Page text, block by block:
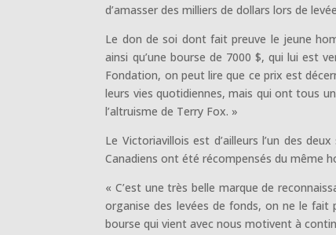
d’amasser des milliers de dollars lors de
Le don de soi dont fait preuve le jeune
ainsi qu’une bourse de 7000 $, qui lui est
Fondation, on peut lire que ce prix est
leurs vies quotidiennes, mais qui ont tous
l’altruisme de Terry Fox. »
Le Victoriavillois est d’ailleurs l’un des
Canadiens ont été récompensés du même
« C’est une très belle marque de
organise des levées de fonds, on ne le
bourse qui vient avec nous motivent à